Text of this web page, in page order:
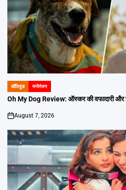
POSTED
IN
बॉलिवुड मनोरंजन
Oh My Dog Review: ऑस्कर की वफादारी और
on
August 7, 2026